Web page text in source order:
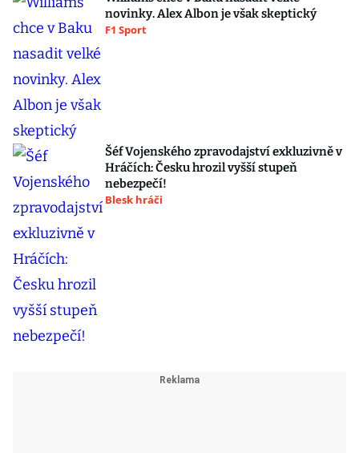
novinky. Alex Albon je však skeptický
F1 Sport
Šéf Vojenského zpravodajství exkluzivně v
Hráčích: Česku hrozil vyšší stupeň
nebezpečí!
Blesk hráči